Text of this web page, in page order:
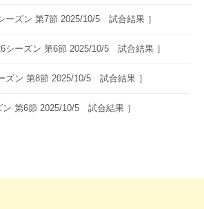
ーズン 第7節 2025/10/5 試合結果 ］
シーズン 第6節 2025/10/5 試合結果 ］
ズン 第8節 2025/10/5 試合結果 ］
ン 第6節 2025/10/5 試合結果 ］